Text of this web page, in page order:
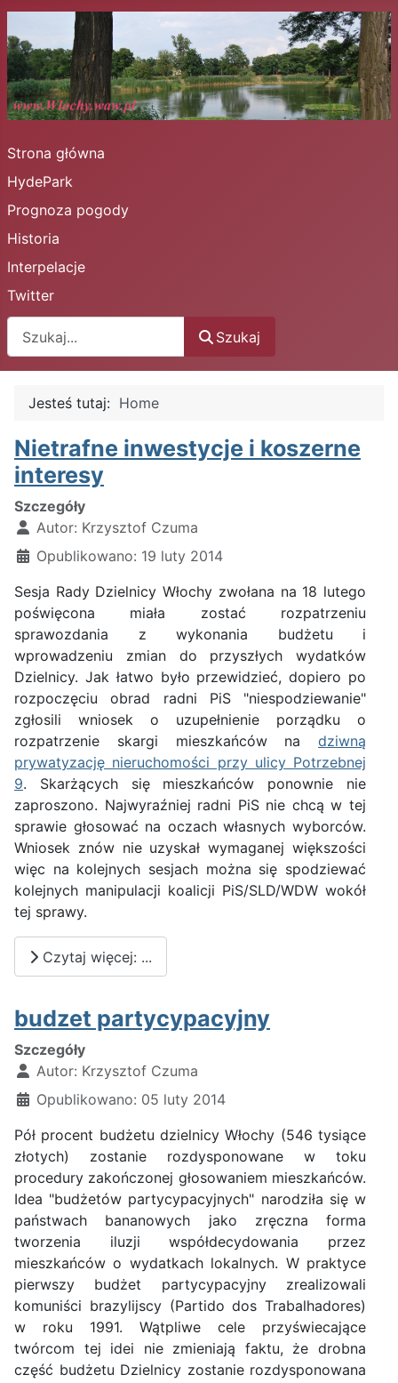
Strona główna
HydePark
Prognoza pogody
Historia
Interpelacje
Twitter
Szukaj
Jesteś tutaj: Home
Nietrafne inwestycje i koszerne
interesy
Szczegóły
Autor: Krzysztof Czuma
Opublikowano: 19 luty 2014
Sesja Rady Dzielnicy Włochy zwołana na 18 lutego
poświęcona miała zostać rozpatrzeniu
sprawozdania z wykonania budżetu i
wprowadzeniu zmian do przyszłych wydatków
Dzielnicy. Jak łatwo było przewidzieć, dopiero po
rozpoczęciu obrad radni PiS "niespodziewanie"
zgłosili wniosek o uzupełnienie porządku o
rozpatrzenie skargi mieszkańców na dziwną
prywatyzację nieruchomości przy ulicy Potrzebnej
9. Skarżących się mieszkańców ponownie nie
zaproszono. Najwyraźniej radni PiS nie chcą w tej
sprawie głosować na oczach własnych wyborców.
Wniosek znów nie uzyskał wymaganej większości
więc na kolejnych sesjach można się spodziewać
kolejnych manipulacji koalicji PiS/SLD/WDW wokół
tej sprawy.
Czytaj więcej: ...
budzet partycypacyjny
Szczegóły
Autor: Krzysztof Czuma
Opublikowano: 05 luty 2014
Pół procent budżetu dzielnicy Włochy (546 tysiące
złotych) zostanie rozdysponowane w toku
procedury zakończonej głosowaniem mieszkańców.
Idea "budżetów partycypacyjnych" narodziła się w
państwach bananowych jako zręczna forma
tworzenia iluzji współdecydowania przez
mieszkańców o wydatkach lokalnych. W praktyce
pierwszy budżet partycypacyjny zrealizowali
komuniści brazylijscy (Partido dos Trabalhadores)
w roku 1991. Wątpliwe cele przyświecające
twórcom tej idei nie zmieniają faktu, że drobna
część budżetu Dzielnicy zostanie rozdysponowana